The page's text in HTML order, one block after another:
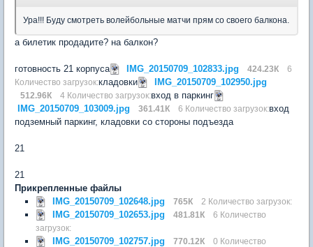
Ура!!! Буду смотреть волейбольные матчи прям со своего балкона.
а билетик продадите? на балкон?
готовность 21 корпуса IMG_20150709_102833.jpg 424.23К
6
Количество загрузок:кладовки IMG_20150709_102950.jpg
512.96К 4 Количество загрузок:вход в паркинг
IMG_20150709_103009.jpg
361.41К 6 Количество загрузок:вход
подземный паркинг, кладовки со стороны подъезда
21
21
Прикрепленные файлы
IMG_20150709_102648.jpg
765К 2 Количество загрузок:
IMG_20150709_102653.jpg 481.81К
6 Количество
загрузок:
IMG_20150709_102757.jpg 770.12К
0 Количество